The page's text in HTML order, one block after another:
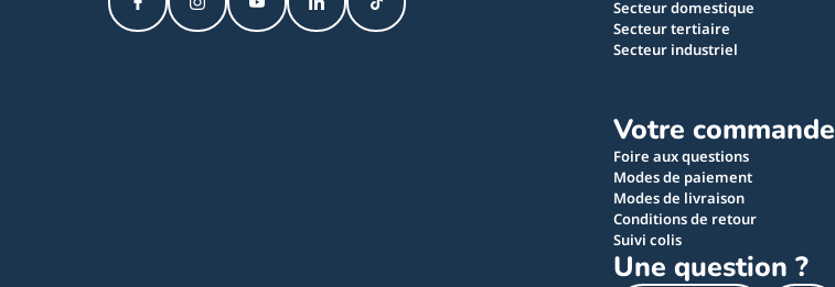
Secteur domestique
Secteur tertiaire
Secteur industriel
Votre commande
Foire aux questions
Modes de paiement
Modes de livraison
Conditions de retour
Suivi colis
Une question ?